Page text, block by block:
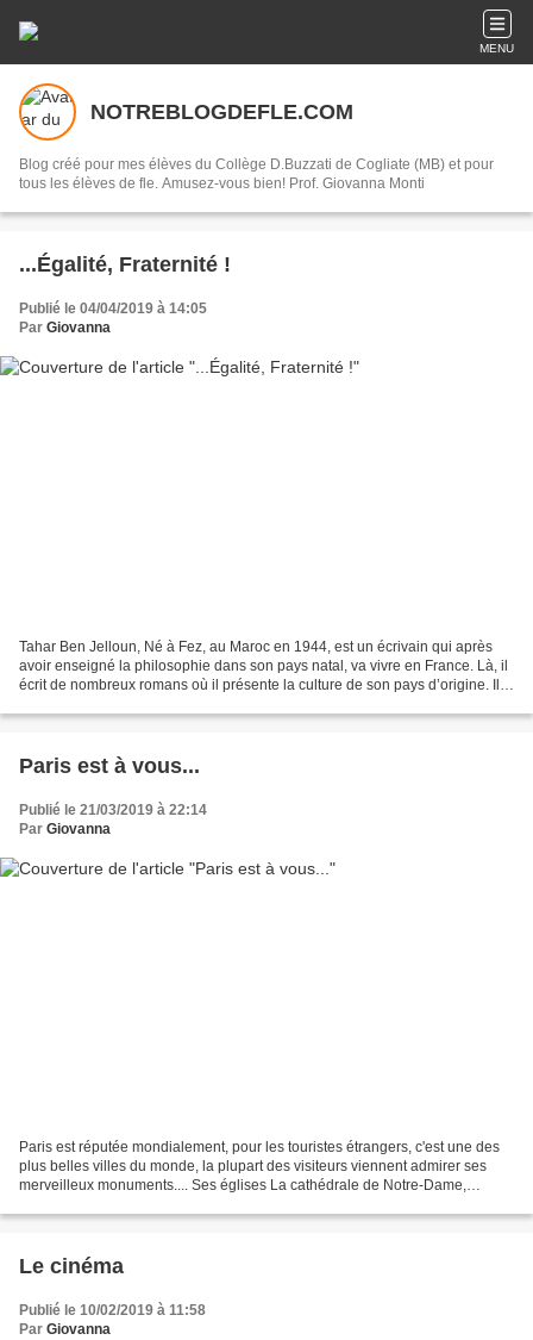
MENU
NOTREBLOGDEFLE.COM
Blog créé pour mes élèves du Collège D.Buzzati de Cogliate (MB) et pour
tous les élèves de fle. Amusez-vous bien! Prof. Giovanna Monti
...Égalité, Fraternité !
Publié le 04/04/2019 à 14:05
Par Giovanna
Tahar Ben Jelloun, Né à Fez, au Maroc en 1944, est un écrivain qui après
avoir enseigné la philosophie dans son pays natal, va vivre en France. Là, il
écrit de nombreux romans où il présente la culture de son pays d’origine. Il a
Paris est à vous...
Publié le 21/03/2019 à 22:14
Par Giovanna
Paris est réputée mondialement, pour les touristes étrangers, c'est une des
plus belles villes du monde, la plupart des visiteurs viennent admirer ses
merveilleux monuments.... Ses églises La cathédrale de Notre-Dame,
Le cinéma
Publié le 10/02/2019 à 11:58
Par Giovanna